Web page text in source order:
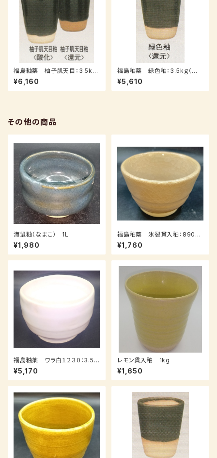
福島釉薬 柚子肌天目：3.5kｇ
（送料込み：レターパックプラス）
¥6,160
福島釉薬 緑色釉：3.5kｇ（送
料込み：レターパックプラス）
¥5,610
その他の商品
海鼠釉（なまこ） 1L
¥1,980
福島釉薬 氷裂貫入釉：890ｇ
（送料込み：クロネコパケット）
（受注後7～３０日後発送）
¥1,760
福島釉薬 ワラ白１２３０：3.5k
ｇ（送料込み：レターパックプラ
ス）
¥5,170
レモン貫入釉 1kg
¥1,650